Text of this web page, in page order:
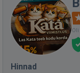
Hinnad